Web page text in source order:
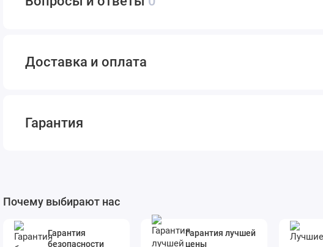
Доставка и оплата
Гарантия
Почему выбирают нас
Гарантия
безопасности
Гарантия лучшей
цены